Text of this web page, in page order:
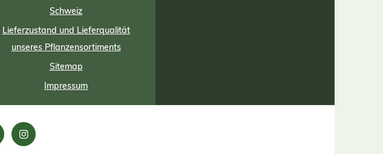
Schweiz
Lieferzustand und Lieferqualität
unseres Pflanzensortiments
Sitemap
Impressum
einverstanden.*